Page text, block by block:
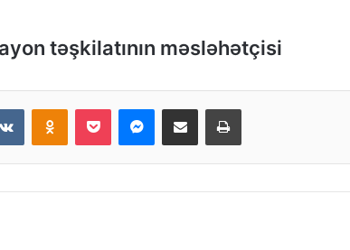
təşkilatının məsləhətçisi